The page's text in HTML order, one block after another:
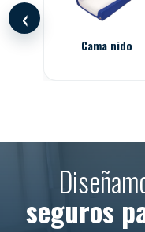
‹
Cama nido
seguros